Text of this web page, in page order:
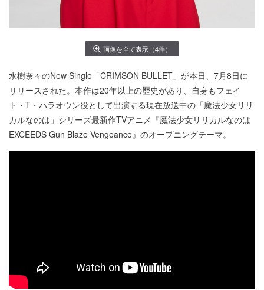
画像を全て表示（4件）
水樹奈々のNew Single「CRIMSON BULLET」が本日、7月8日に
リリースされた。本作は20年以上の歴史があり、自身もフェイ
ト・T・ハラオウン役として出演する現在放送中の「魔法少女リリ
カルなのは」シリーズ最新作TVアニメ『魔法少女リリカルなのは
EXCEEDS Gun Blaze Vengeance』のオープニングテーマ。